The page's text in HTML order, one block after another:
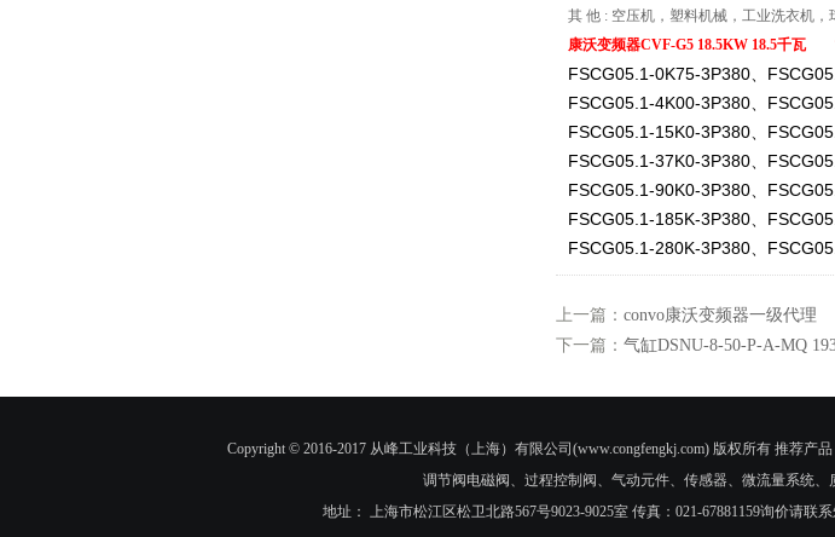
其 他 : 空压机，塑料机械，工业洗衣机，
康沃变频器CVF-G5 18.5KW 18.5千瓦
FSCG05.1-0K75-3P380、
FSCG05.1-4K00-3P380、
FSCG05.1-15K0-3P380、
FSCG05.1-37K0-3P380、
FSCG05.1-90K0-3P380、
FSCG05.1-185K-3P380、
FSCG05.1-280K-3P380、
上一篇： convo康沃变频器一级代理
下一篇： 气缸DSNU-8-50-P-A-MQ
Copyright © 2016-2017 从峰工业科技（上海）有限公司(www.congfengkj.com) 版权所有 推荐产
调节阀电磁阀、过程控制阀、气动元件、传感器、微流量系统
地址： 上海市松江区松卫北路567号9023-9025室 传真：021-67881159询价请联